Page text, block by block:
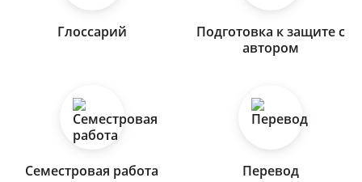
Глоссарий
Подготовка к защите с
автором
Семестровая работа Перевод